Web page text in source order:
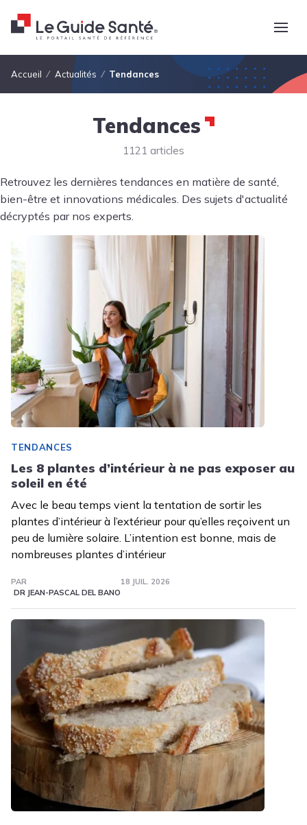
Fil d'Ariane
Accueil Actualités Tendances
Tendances
1121 articles
Retrouvez les dernières tendances en matière de santé,
bien-être et innovations médicales. Des sujets d'actualité
décryptés par nos experts.
TENDANCES
Les 8 plantes d’intérieur à ne pas exposer au
soleil en été
Avec le beau temps vient la tentation de sortir les
plantes d’intérieur à l’extérieur pour qu’elles reçoivent un
peu de lumière solaire. L’intention est bonne, mais de
nombreuses plantes d’intérieur
PAR
DR JEAN-PASCAL DEL BANO
18 JUIL. 2026